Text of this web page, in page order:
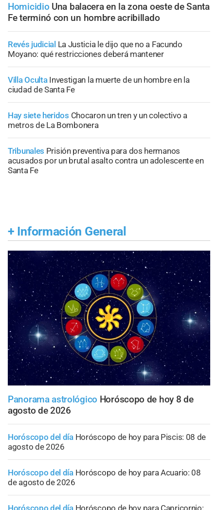
Homicidio Una balacera en la zona oeste de Santa
Fe terminó con un hombre acribillado
Revés judicial La Justicia le dijo que no a Facundo
Moyano: qué restricciones deberá mantener
Villa Oculta Investigan la muerte de un hombre en la
ciudad de Santa Fe
Hay siete heridos Chocaron un tren y un colectivo a
metros de La Bombonera
Tribunales Prisión preventiva para dos hermanos
acusados por un brutal asalto contra un adolescente en
Santa Fe
+ Información General
Panorama astrológico Horóscopo de hoy 8 de
agosto de 2026
Horóscopo del día Horóscopo de hoy para Piscis: 08 de
agosto de 2026
Horóscopo del día Horóscopo de hoy para Acuario: 08
de agosto de 2026
Horóscopo del día Horóscopo de hoy para Capricornio: